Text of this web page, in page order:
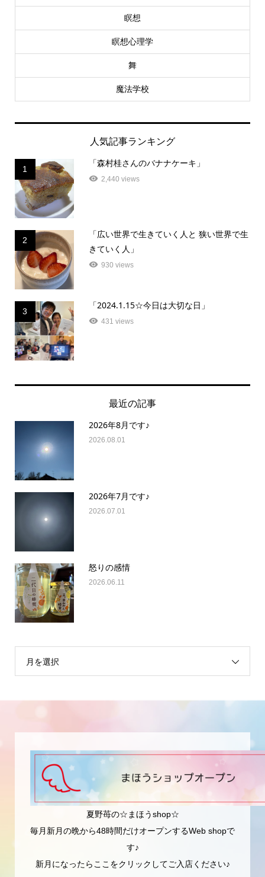
瞑想
瞑想心理学
舞
魔法学校
人気記事ランキング
1
「森村桂さんのバナナケーキ」
2,440 views
2
「広い世界で生きていく人と 狭い世界で生
きていく人」
930 views
3
「2024.1.15☆今日は大切な日」
431 views
最近の記事
2026年8月です♪
2026.08.01
2026年7月です♪
2026.07.01
怒りの感情
2026.06.11
月を選択
夏野苺の☆まほうshop☆
毎月新月の晩から48時間だけオープンするWeb shopで
す♪
新月になったらここをクリックしてご入店ください♪